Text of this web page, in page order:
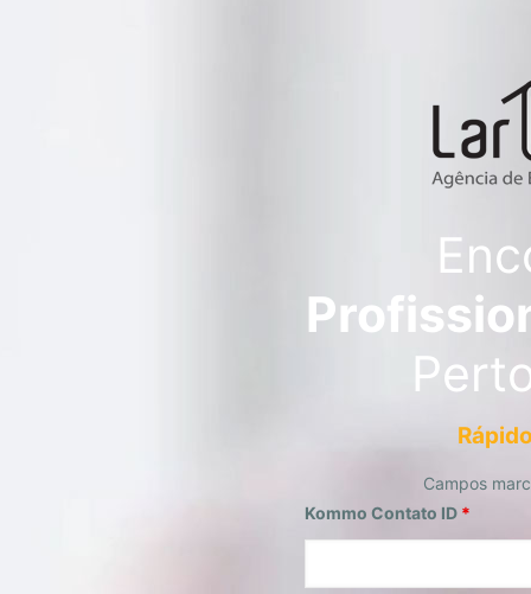
Campos
Kommo Contato ID *